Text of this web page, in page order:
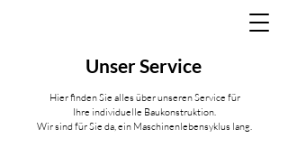
Unser Service
Hier finden Sie alles über unseren Service für
Ihre individuelle Baukonstruktion.
Wir sind für Sie da, ein Maschinenlebensyklus lang.